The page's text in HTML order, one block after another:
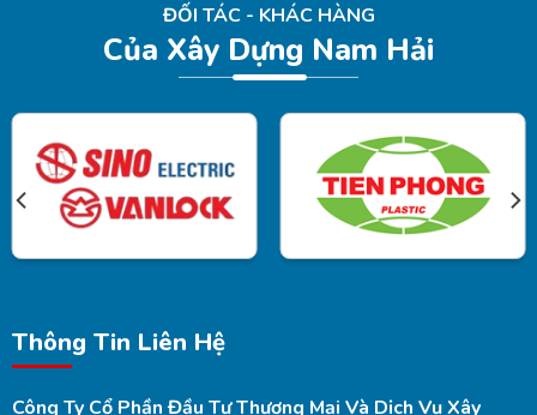
ĐỐI TÁC - KHÁC HÀNG
Của Xây Dựng Nam Hải
Thông Tin Liên Hệ
Công Ty Cổ Phần Đầu Tư Thương Mại Và Dịch Vụ Xây